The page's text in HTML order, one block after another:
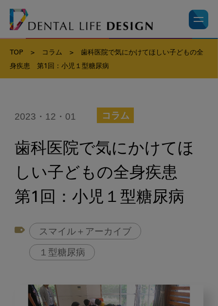
TOP > コラム >
歯科医院で気にかけてほしい子どもの全
身疾患 第1回：小児１型糖尿病
2023・12・01 コラム
歯科医院で気にかけてほ
しい子どもの全身疾患
第1回：小児１型糖尿病
スマイル＋アーカイブ
１型糖尿病